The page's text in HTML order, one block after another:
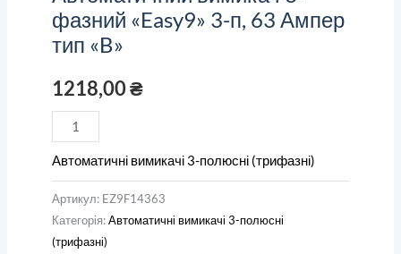
фазний «Easy9» 3-п, 63 Ампер
тип «B»
1218,00₴
Автоматичні вимикачі 3-полюсні (трифазні)
Артикул: EZ9F14363
Категорія:Автоматичні вимикачі 3-полюсні
(трифазні)